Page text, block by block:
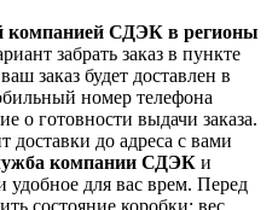
компанией СДЭК в регионы
забрать заказ в пункте
заказ будет доставлен в
номер телефона
о готовности выдачи заказа.
до адреса с вами
компании СДЭК и
удобное для вас врем. Перед
состояние коробки: вес,